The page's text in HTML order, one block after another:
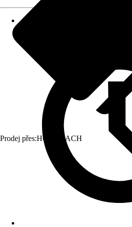
Prodej přes:HORNBACH